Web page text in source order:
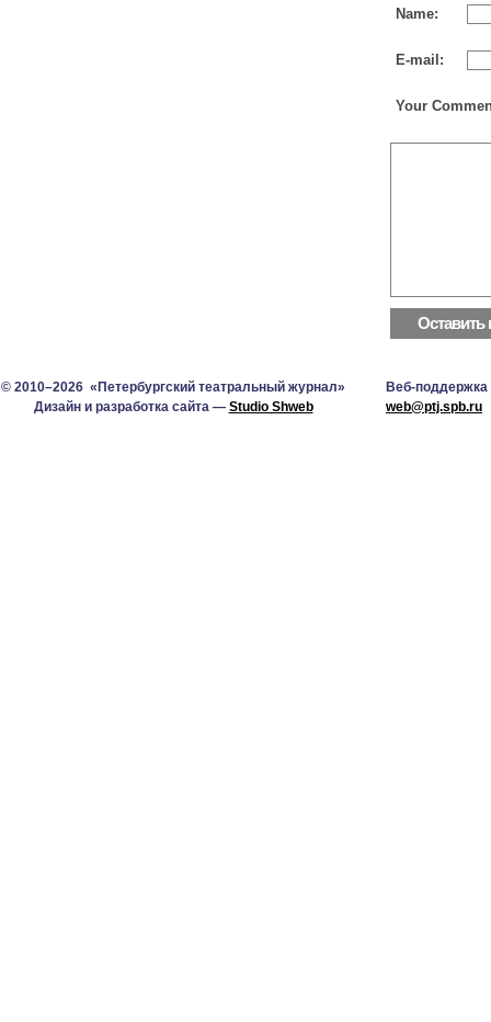
Name:
E-mail:
Your
© 2010–2026 «Петербургский театральный журнал»
Дизайн и разработка сайта — Studio Shweb
Веб-поддержка
web@ptj.spb.ru